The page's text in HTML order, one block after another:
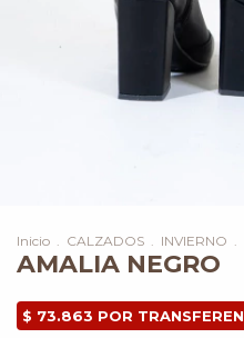
Inicio . CALZADOS . INVIERNO .
AMALIA NEGRO